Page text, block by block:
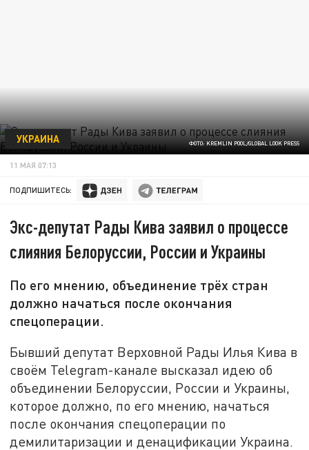
ФОТО: KREMLIN POOL/GLOBAL LOOK PRESS
УКРАИНА
11 МАЯ 07:13
ПОДПИШИТЕСЬ:
Экс-депутат Рады Кива заявил о процессе
слияния Белоруссии, России и Украины
По его мнению, объединение трёх стран
должно начаться после окончания
спецоперации.
Бывший депутат Верховной Рады Илья Кива в
своём Telegram-канале высказал идею об
объединении Белоруссии, России и Украины,
которое должно, по его мнению, начаться
после окончания спецоперации по
демилитаризации и денацификации Украина.